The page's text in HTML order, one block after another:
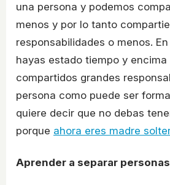
una persona y podemos
menos y por lo tanto
responsabilidades o menos.
hayas estado tiempo y encima
compartidos grandes
persona como puede ser
quiere decir que no debas
porque ahora eres madre
Aprender a separar